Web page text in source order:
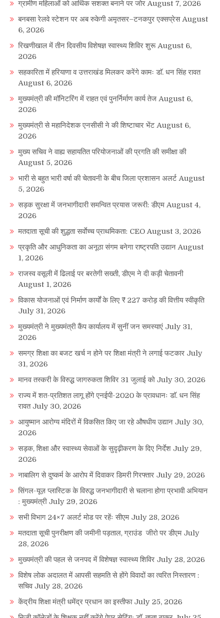
ग्रामीण महिलाओं को आर्थिक सशक्त बनाने पर जोर August 7, 2026
बनबसा रेलवे स्टेशन पर अब रुकेगी अमृतसर–टनकपुर एक्सप्रेस August
6, 2026
रिखणीखाल में तीन दिवसीय विशेषज्ञ स्वास्थ्य शिविर शुरू August 6,
2026
सहकारिता में हरियाणा व उत्तराखंड मिलकर करेंगे कामः डाॅ. धन सिंह रावत
August 6, 2026
मुख्यमंत्री की मॉनिटरिंग में राहत एवं पुनर्निर्माण कार्य तेज August 6,
2026
मुख्यमंत्री से महानिदेशक एनसीसी ने की शिष्टाचार भेंट August 6,
2026
मुख्य सचिव ने वाह्य सहायतित परियोजनाओं की प्रगति की समीक्षा की
August 5, 2026
भारी से बहुत भारी वर्षा की चेतावनी के बीच जिला प्रशासन अलर्ट August
5, 2026
सड़क सुरक्षा में जनभागीदारी समन्वित प्रयास जरूरी: डीएम August 4,
2026
मतदाता सूची की शुद्धता सर्वाेच्च प्राथमिकता: CEO August 3, 2026
प्रकृति और आधुनिकता का अनूठा संगम बनेगा राष्ट्रपति उद्यान August
1, 2026
राजस्व वसूली में ढिलाई पर बरतेगी सख्ती, डीएम ने दी कड़ी चेतावनी
August 1, 2026
विकास योजनाओं एवं निर्माण कार्यों के लिए ₹ 227 करोड़ की वित्तीय स्वीकृति
July 31, 2026
मुख्यमंत्री ने मुख्यमंत्री कैंप कार्यालय में सुनीं जन समस्याएं July 31,
2026
समग्र शिक्षा का बजट खर्च न होने पर शिक्षा मंत्री ने लगाई फटकार July
31, 2026
मानव तस्करी के विरुद्ध जागरुकता शिविर 31 जुलाई को July 30, 2026
राज्य में शत-प्रतिशत लागू होंगे एनईपी-2020 के प्रावधानः डाॅ. धन सिंह
रावत July 30, 2026
आयुष्मान आरोग्य मंदिरों में विकसित किए जा रहे औषधीय उद्यान July 30,
2026
सड़क, शिक्षा और स्वास्थ्य सेवाओं के सुदृढ़ीकरण के दिए निर्देश July 29,
2026
नाबालिग से दुष्कर्म के आरोप में दिवाकर डिमरी गिरफ्तार July 29, 2026
सिंगल-यूज़ प्लास्टिक के विरुद्ध जनभागीदारी से चलाना होगा प्रभावी अभियान
: मुख्यमंत्री July 29, 2026
सभी विभाग 24×7 अलर्ट मोड पर रहेंः सीएम July 28, 2026
मतदाता सूची पुनरीक्षण की जमीनी पड़ताल, ग्राउंड जीरो पर डीएम July
28, 2026
मुख्यमंत्री की पहल से जनपद में विशेषज्ञ स्वास्थ्य शिविर July 28, 2026
विशेष लोक अदालत में आपसी सहमति से होंगे विवादों का त्वरित निस्तारण :
सचिव July 28, 2026
केंद्रीय शिक्षा मंत्री धमेंद्र प्रधान का इस्तीफा July 25, 2026